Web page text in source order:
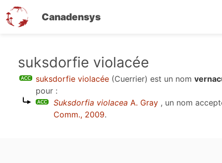
Canadensys
contenu
suksdorfie violacée
suksdorfie violacée (Cuerrier) est un nom
pour :
Suksdorfia violacea A. Gray , un nom
Comm., 2009.